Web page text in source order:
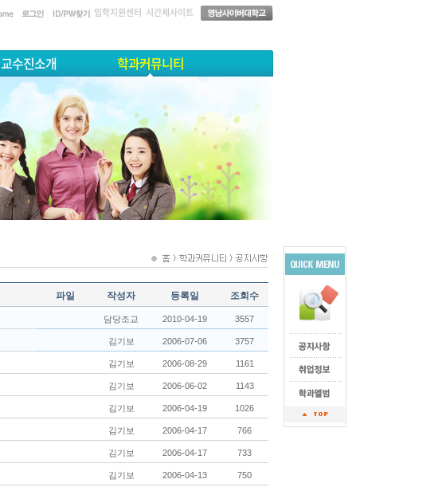
입학지원센터 시간제사이트
교수진소개 학과커뮤니티
파일 작성자 등록일 조회수
담당조교 2010-04-19 3557
김기보 2006-07-06 3757
김기보 2006-08-29 1161
김기보 2006-06-02 1143
김기보 2006-04-19 1026
김기보 2006-04-17 766
김기보 2006-04-17 733
김기보 2006-04-13 750